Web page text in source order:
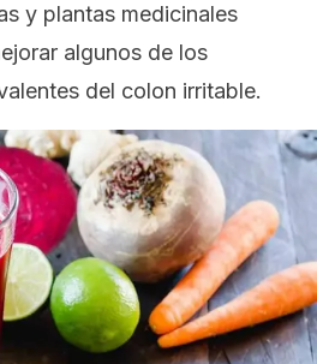
y plantas medicinales
algunos de los
del colon irritable.